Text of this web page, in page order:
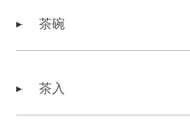
茶碗
茶入